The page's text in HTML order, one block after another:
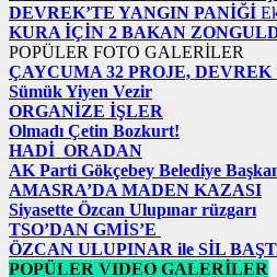
DEVREK’TE YANGIN PANİĞİ
KURA İÇİN 2 BAKAN
POPÜLER FOTO GALERİLER
ÇAYCUMA 32 PROJE, DEVREK
Sümük Yiyen Vezir
ORGANİZE İŞLER
Olmadı Çetin Bozkurt!
HADİ ORADAN
AK Parti Gökçebey Belediye
AMASRA’DA MADEN KAZASI
Siyasette Özcan Ulupınar rüzgarı
TSO’DAN GMİS’E
ÖZCAN ULUPINAR ile SİL
POPÜLER VIDEO GALERİLER